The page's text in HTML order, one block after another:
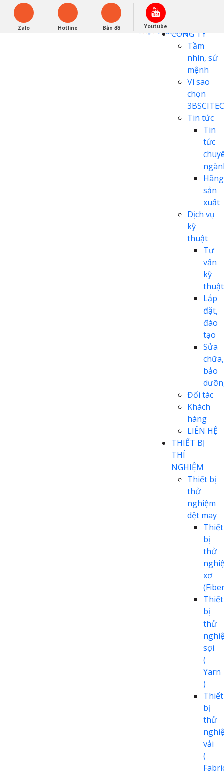
Powered by
Translate
English
0948279988
CÔNG TY
Tầm
nhìn, sứ
mệnh
Vì sao
chọn
Tin tức
Tin
tức
Hãng
sản
xuất
Dịch vụ
kỹ
thuật
Tư
vấn
kỹ
thuật
Lắp
đặt,
đào
tạo
Sửa
chữa,
bảo
Đối tác
Khách
hàng
LIÊN HỆ
THIẾT BỊ
THÍ
NGHIỆM
Thiết bị
thử
nghiệm
dệt may
Thiết
bị
thử
xơ
Thiết
bị
thử
sợi
(
Yarn
)
Thiết
bị
thử
vải
(
Zalo Hotline Bản đồ Youtube